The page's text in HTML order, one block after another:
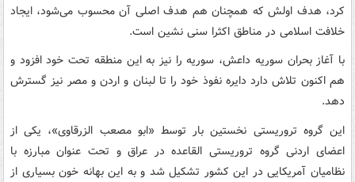
کرد، هدف اولش که همچنان هم هدف اصلی آن محسوب می‌شود، ایجاد
خلافت اسلامی در مناطق اکثرا سنی نشین است.
با آغاز بحران سوریه داعش، سوریه را نیز به این منطقه تحت خود افزود و
هم اکنون تلاش دارد دایره نفوذ خود را تا لبنان و اردن و مصر نیز گسترش
دهد.
این گروه تروریستی نخستین بار توسط «ابو مصعب الزرقاوی»، یکی از
اعضای اردنی گروه تروریستی القاعده در عراق و تحت عنوان مبارزه با
نظامیان آمریکایی در این کشور تشکیل شد و به این بهانه خون بسیاری از